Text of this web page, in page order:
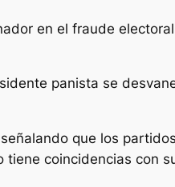
en el fraude
panista se
que los
tiene coincidencias con